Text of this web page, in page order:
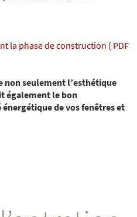
la phase de construction ( PDF
non seulement l’esthétique
également le bon
de vos fenêtres et